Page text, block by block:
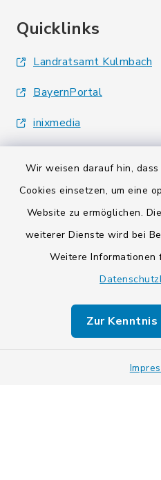
Wir weisen darauf hin,
Cookies einsetzen, um eine
Website zu ermöglichen.
weiterer Dienste wird bei
Weitere Informationen
Zur Kenntnis
Quicklinks
Landratsamt Kulmbach
BayernPortal
inixmedia